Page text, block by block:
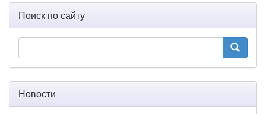
Поиск по сайту
Новости